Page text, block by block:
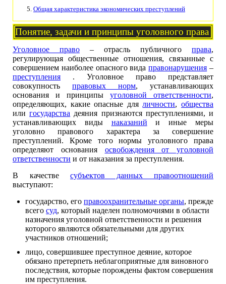
Общая характеристика экономических преступлений
Понятие, задачи и принципы уголовного права
Уголовное право – отрасль публичного права,
регулирующая общественные отношения, связанные с
совершением наиболее опасного видаправонарушения –
преступления . Уголовное право представляет
совокупность правовых норм, устанавливающих
основания и принципы уголовной ответственности,
определяющих, какие опасные дляличности,общества
илигосударства деяния признаются преступлениями, и
устанавливающих виды наказаний и иные меры
уголовно правового характера за совершение
преступлений. Кроме того нормы уголовного права
определяют основания освобождения от уголовной
ответственности и от наказания за преступления.
В качестве субъектов данных правоотношений
выступают:
государство, его правоохранительные органы, прежде
всего суд, который наделен полномочиями в области
назначения уголовной ответственности и решения
которого являются обязательными для других
участников отношений;
лицо, совершившее преступное деяние, которое
обязано претерпеть неблагоприятные для виновного
последствия, которые порождены фактом совершения
им преступления.